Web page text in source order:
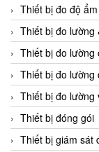
CEQUBE
CHAUVIN
Checkline
Chino
Chiyoda Seiki
Chiyoda-Tsusho
Chongqing
Thiết bị đo độ ẩm
Thiết bị đo lường
Thiết bị đo lường
Thiết bị đo lường
Thiết bị đo lường
Thiết bị đóng gói
Thiết bị giám sát